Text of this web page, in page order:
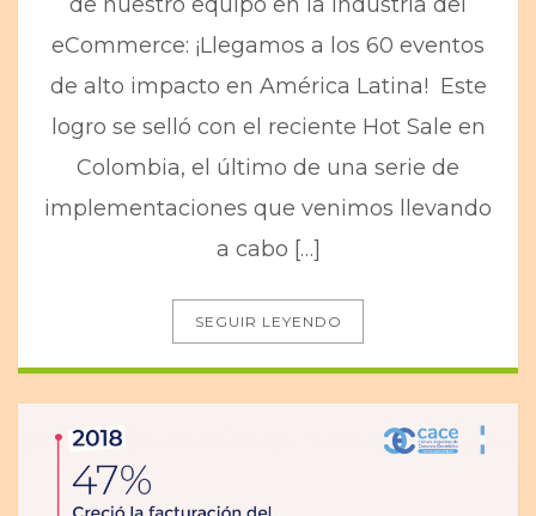
eCommerce: ¡Llegamos a los 60 eventos
de alto impacto en América Latina! Este
logro se selló con el reciente Hot Sale en
Colombia, el último de una serie de
implementaciones que venimos llevando
a cabo […]
SEGUIR LEYENDO